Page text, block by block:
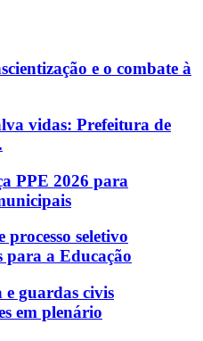
e o combate à
vidas: Prefeitura de
PPE 2026 para
seletivo
para a Educação
guardas civis
em plenário